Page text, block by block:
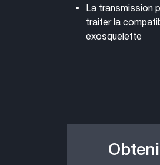
La transmission
traiter la
exosquelette